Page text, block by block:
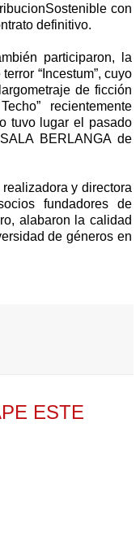
con
definitivo.
participaron, la
“Incestum”, cuyo
de ficción
recientemente
tuvo lugar el pasado
BERLANGA de
y directora
fundadores de
alabaron la calidad
de géneros en
ESTE